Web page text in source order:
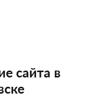
сайта в